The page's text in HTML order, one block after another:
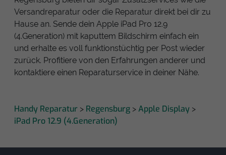
Versandreparatur oder die Reparatur direkt bei dir zu
Hause an. Sende dein Apple iPad Pro 12.9
(4.Generation) mit kaputtem Bildschirm einfach ein
und erhalte es voll funktionstüchtig per Post wieder
zurück. Profitiere von den Erfahrungen anderer und
kontaktiere einen Reparaturservice in deiner Nähe.
Handy Reparatur > Regensburg > Apple Display >
iPad Pro 12.9 (4.Generation)